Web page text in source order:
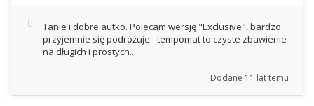
Tanie i dobre autko. Polecam wersję "Exclusive", bardzo
przyjemnie się podróżuje - tempomat to czyste zbawienie
na długich i prostych...
Dodane 11 lat temu